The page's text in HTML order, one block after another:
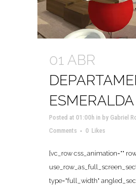
01 ABR
ESMERALDA
Posted at 01:00h in by Gabriel
Comments
0 Likes
[vc_row css_animation=""
type="full_width"